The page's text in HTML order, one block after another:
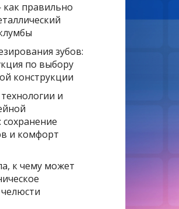
правильно
зубов:
по выбору
конструкции
и
сохранение
и комфорт
к чему может